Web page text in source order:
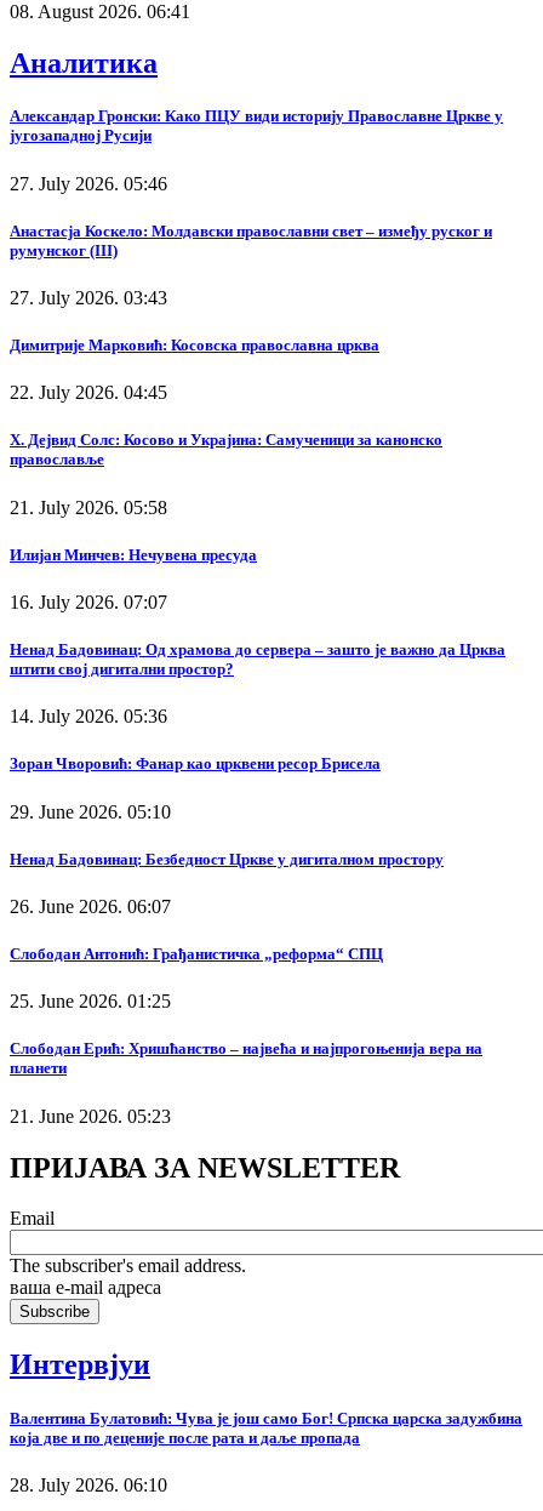
08. August 2026. 06:41
Аналитика
Александар Гронски: Како ПЦУ види историју Православне Цркве у
југозападној Русији
27. July 2026. 05:46
Анастасја Коскело: Молдавски православни свет – између руског и
румунског (III)
27. July 2026. 03:43
Димитрије Марковић: Косовска православна црква
22. July 2026. 04:45
Х. Дејвид Солс: Косово и Украјина: Самученици за канонско
православље
21. July 2026. 05:58
Илијан Минчев: Нечувена пресуда
16. July 2026. 07:07
Ненад Бадовинац: Од храмова до сервера – зашто је важно да Црква
штити свој дигитални простор?
14. July 2026. 05:36
Зоран Чворовић: Фанар као црквени ресор Брисела
29. June 2026. 05:10
Ненад Бадовинац: Безбедност Цркве у дигиталном простору
26. June 2026. 06:07
Слободан Антонић: Грађанистичка „реформа“ СПЦ
25. June 2026. 01:25
Слободан Ерић: Хришћанство – највећа и најпрогоњенија вера на
планети
21. June 2026. 05:23
ПРИЈАВА ЗА NEWSLETTER
Email
The subscriber's email address.
ваша е-mail адреса
Интервјуи
Валентина Булатовић: Чува је још само Бог! Српска царска задужбина
која две и по деценије после рата и даље пропада
28. July 2026. 06:10